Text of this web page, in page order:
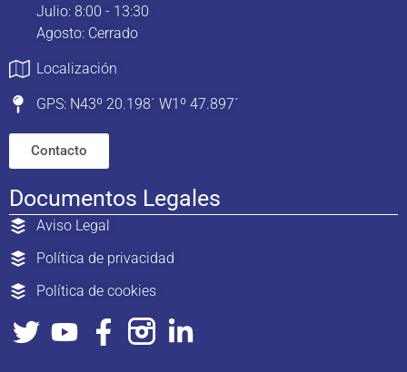
Julio: 8:00 - 13:30
Agosto: Cerrado
Localización
GPS: N43º 20.198´ W1º 47.897´
Contacto
Documentos Legales
Aviso Legal
Política de privacidad
Política de cookies